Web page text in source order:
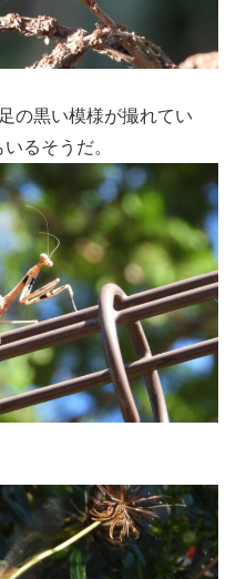
の黒い模様が撮れてい
るそうだ。